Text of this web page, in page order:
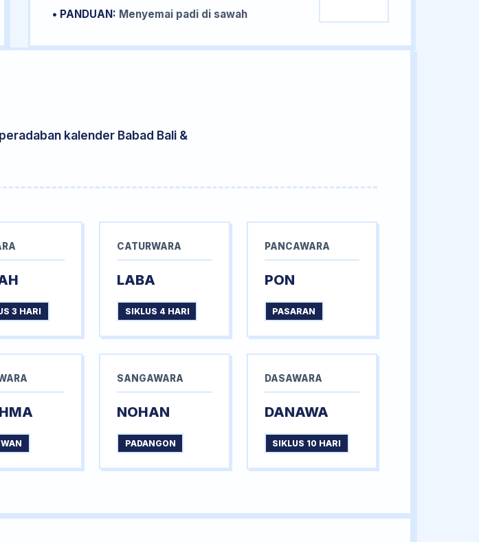
• PANDUAN: Menyemai padi di sawah
kalender Babad Bali &
3 HARI
CATURWARA
LABA
SIKLUS 4 HARI
PANCAWARA
PON
PASARAN
SANGAWARA
NOHAN
PADANGON
DASAWARA
DANAWA
SIKLUS 10 HARI